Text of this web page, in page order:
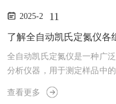
2025-2 11
全自动凯氏定氮仪是一种广
分析仪器，用于测定样品中
解、蒸馏、滴定等步骤，自
质含量。全自动凯氏定氮仪
查看更多